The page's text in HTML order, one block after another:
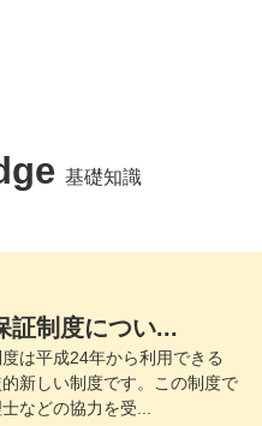
基礎知識
証制度につい...
は平成24年から利用できる
新しい制度です。この制度で
などの協力を受...